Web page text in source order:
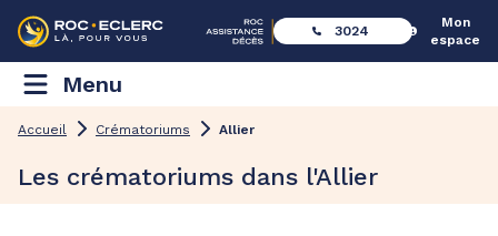
3024
Mon
espace
Menu
Accueil Crématoriums Allier
Les crématoriums dans l'Allier